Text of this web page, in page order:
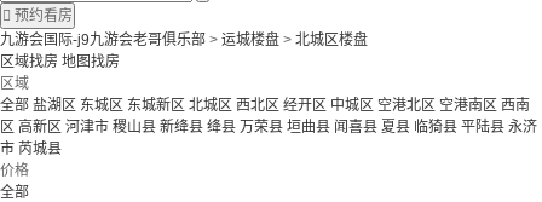
 预约看房
九游会国际-j9九游会老哥俱乐部 > 运城楼盘 > 北城区楼盘
区域找房 地图找房
区域
全部 盐湖区 东城区 东城新区 北城区 西北区 经开区 中城区 空港北区 空港南区 西南
区 高新区 河津市 稷山县 新绛县 绛县 万荣县 垣曲县 闻喜县 夏县 临猗县 平陆县 永济
市 芮城县
价格
全部